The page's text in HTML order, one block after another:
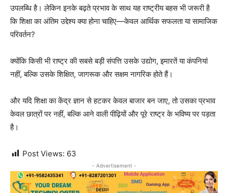
उपलब्धि है। लेकिन इनके बढ़ते प्रभाव के साथ यह राष्ट्रीय बहस भी जरूरी है
कि शिक्षा का अंतिम उद्देश्य क्या होना चाहिए—केवल आर्थिक सफलता या सामाजिक
परिवर्तन?
क्योंकि किसी भी राष्ट्र की सबसे बड़ी संपत्ति उसके उद्योग, इमारतें या कंपनियां
नहीं, बल्कि उसके शिक्षित, जागरूक और सक्षम नागरिक होते हैं।
और यदि शिक्षा का केंद्र ज्ञान से हटकर केवल बाजार बन जाए, तो उसका प्रभाव
केवल छात्रों पर नहीं, बल्कि आने वाली पीढ़ियों और पूरे राष्ट्र के भविष्य पर पड़ता
है।
Post Views: 63
- Advertisement -